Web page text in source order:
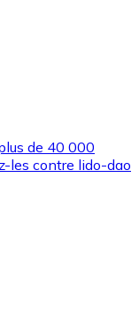
de 40 000
les contre lido-dao